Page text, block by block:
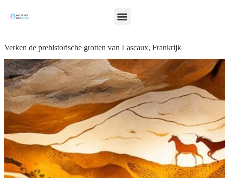
Verken de prehistorische grotten van Lascaux, Frankrijk